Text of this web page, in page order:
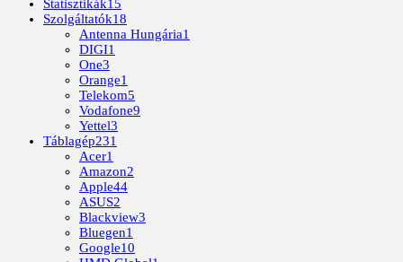
Statisztikák15
Szolgáltatók18
Antenna Hungária1
DIGI1
One3
Orange1
Telekom5
Vodafone9
Yettel3
Táblagép231
Acer1
Amazon2
Apple44
ASUS2
Blackview3
Bluegen1
Google10